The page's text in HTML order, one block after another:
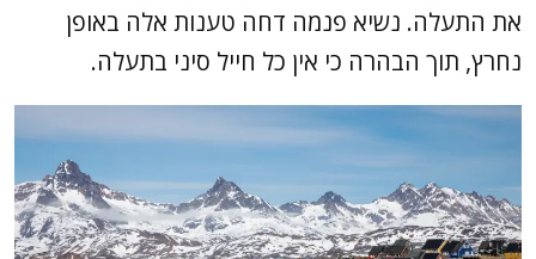
את התעלה. נשיא פנמה דחה טענות אלה באופן
נחרץ, תוך הבהרה כי אין כל חייל סיני בתעלה.